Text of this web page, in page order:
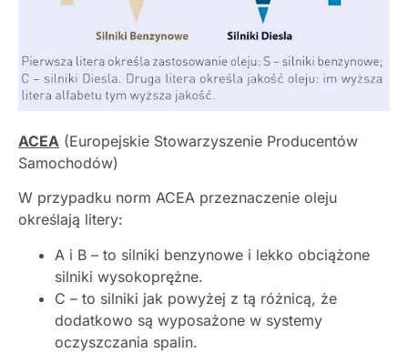
ACEA (Europejskie Stowarzyszenie Producentów
Samochodów)
W przypadku norm ACEA przeznaczenie oleju
określają litery:
A i B – to silniki benzynowe i lekko obciążone
silniki wysokoprężne.
C – to silniki jak powyżej z tą różnicą, że
dodatkowo są wyposażone w systemy
oczyszczania spalin.